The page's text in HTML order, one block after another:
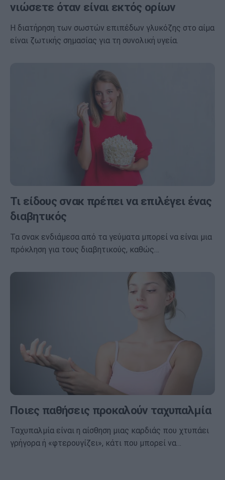
νιώσετε όταν είναι εκτός ορίων
Η διατήρηση των σωστών επιπέδων γλυκόζης στο αίμα
είναι ζωτικής σημασίας για τη συνολική υγεία.
Τι είδους σνακ πρέπει να επιλέγει ένας
διαβητικός
Τα σνακ ενδιάμεσα από τα γεύματα μπορεί να είναι μια
πρόκληση για τους διαβητικούς, καθώς…
Ποιες παθήσεις προκαλούν ταχυπαλμία
Ταχυπαλμία είναι η αίσθηση μιας καρδιάς που χτυπάει
γρήγορα ή «φτερουγίζει», κάτι που μπορεί να…